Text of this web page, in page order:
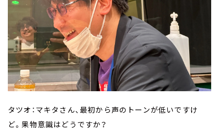
タツオ：マキタさん、最初から声のトーンが低いですけ
ど。果物意識はどうですか？